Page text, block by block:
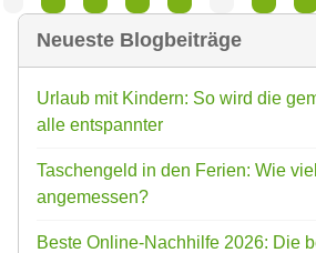
Neueste Blogbeiträge
Urlaub mit Kindern: So wird die
alle entspannter
Taschengeld in den Ferien: Wie
angemessen?
Beste Online-Nachhilfe 2026: Die